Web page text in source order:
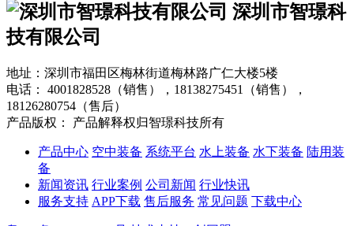
深圳市智璟科
技有限公司
地址：深圳市福田区梅林街道梅林路广仁大楼5楼
电话： 4001828528（销售），18138275451（销售），
18126280754（售后）
产品版权： 产品解释权归智璟科技所有
产品中心 空中装备 系统平台 水上装备 水下装备 陆用装
备
新闻资讯 行业案例 公司新闻 行业快讯
服务支持 APP下载 售后服务 常见问题 下载中心